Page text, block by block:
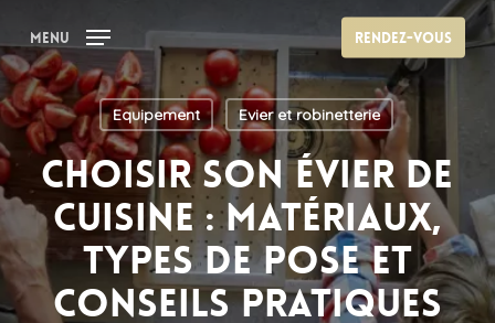
to
main
content
Rendez-vous
Menu
Equipement Evier et robinetterie
Choisir son évier de
cuisine : matériaux,
types de pose et
conseils pratiques